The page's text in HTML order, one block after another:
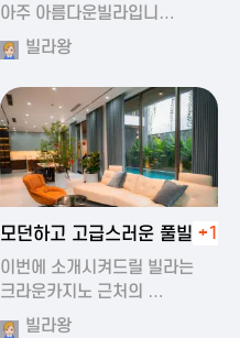
아주 아름다운빌라입니…
빌라왕
2024-11-20 00:20
모던하고 고급스러운 풀빌라+1
이번에 소개시켜드릴 빌라는
크라운카지노 근처의 …
빌라왕